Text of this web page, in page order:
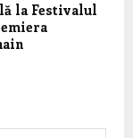
la Festivalul